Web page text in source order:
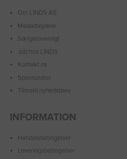
Om LINDS AS
Medarbejdere
Sælgeroversigt
Job hos LINDS
Kontakt os
Sponsorater
Tilmeld nyhedsbrev
INFORMATION
Handelsbetingelser
Leveringsbetingelser